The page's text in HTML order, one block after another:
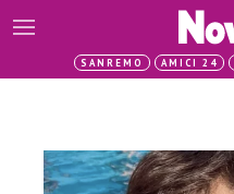
SANREMO AMICI 24